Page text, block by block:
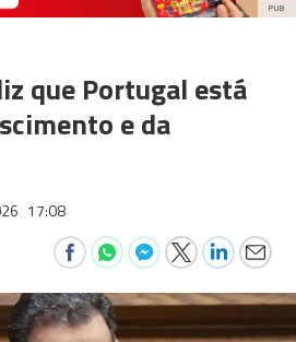
PUB
que Portugal está
e da
17:08